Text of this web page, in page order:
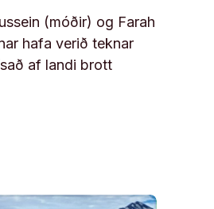
(móðir) og Farah
hafa verið teknar
af landi brott